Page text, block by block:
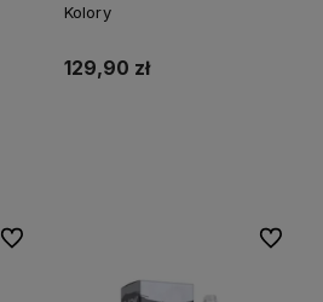
Kolory
129,90 zł
Do ulubionych Do